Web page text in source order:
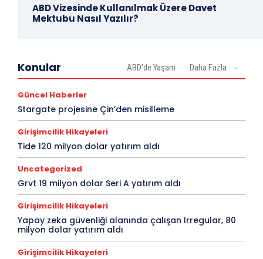
ABD Vizesinde Kullanılmak Üzere Davet
Mektubu Nasıl Yazılır?
Konular ABD'de Yaşam Daha Fazla
Güncel Haberler
Stargate projesine Çin’den misilleme
Girişimcilik Hikayeleri
Tide 120 milyon dolar yatırım aldı
Uncategorized
Grvt 19 milyon dolar Seri A yatırım aldı
Girişimcilik Hikayeleri
Yapay zeka güvenliği alanında çalışan Irregular, 80
milyon dolar yatırım aldı
Girişimcilik Hikayeleri